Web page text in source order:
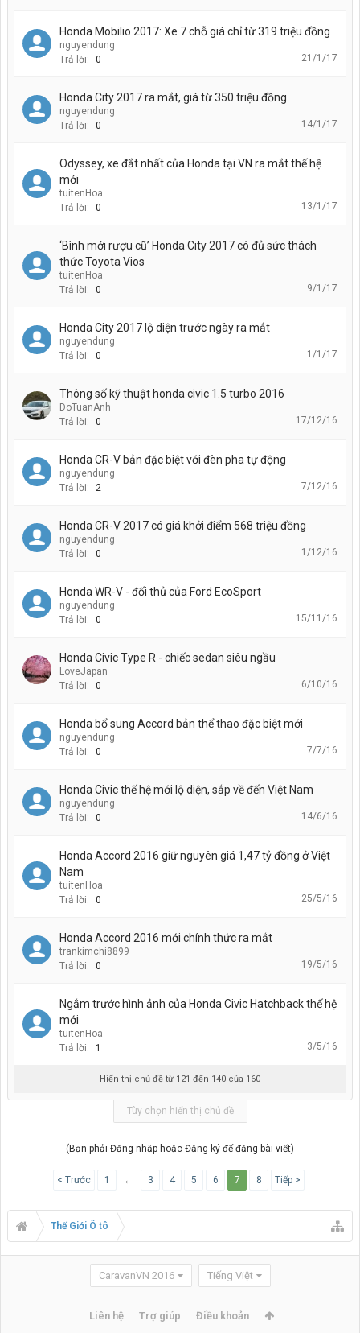
Honda Mobilio 2017: Xe 7 chỗ giá chỉ từ 319 triệu đồng
nguyendung
Trả lời:
0 21/1/17
Honda City 2017 ra mắt, giá từ 350 triệu đồng
nguyendung
Trả lời:
0 14/1/17
Odyssey, xe đắt nhất của Honda tại VN ra mắt thế hệ
mới
tuitenHoa
Trả lời:
0 13/1/17
‘Bình mới rượu cũ’ Honda City 2017 có đủ sức thách
thức Toyota Vios
tuitenHoa
Trả lời:
0 9/1/17
Honda City 2017 lộ diện trước ngày ra mắt
nguyendung
Trả lời:
0 1/1/17
Thông số kỹ thuật honda civic 1.5 turbo 2016
DoTuanAnh
Trả lời:
0 17/12/16
Honda CR-V bản đặc biệt với đèn pha tự động
nguyendung
Trả lời:
2 7/12/16
Honda CR-V 2017 có giá khởi điểm 568 triệu đồng
nguyendung
Trả lời:
0 1/12/16
Honda WR-V - đối thủ của Ford EcoSport
nguyendung
Trả lời:
0 15/11/16
Honda Civic Type R - chiếc sedan siêu ngầu
LoveJapan
Trả lời:
0 6/10/16
Honda bổ sung Accord bản thể thao đặc biệt mới
nguyendung
Trả lời:
0 7/7/16
Honda Civic thế hệ mới lộ diện, sắp về đến Việt Nam
nguyendung
Trả lời:
0 14/6/16
Honda Accord 2016 giữ nguyên giá 1,47 tỷ đồng ở Việt
Nam
tuitenHoa
Trả lời:
0 25/5/16
Honda Accord 2016 mới chính thức ra mắt
trankimchi8899
Trả lời:
0 19/5/16
Ngắm trước hình ảnh của Honda Civic Hatchback thế hệ
mới
tuitenHoa
Trả lời:
1 3/5/16
Hiển thị chủ đề từ 121 đến 140 của 160
Tùy chọn hiển thị chủ đề
(Bạn phải Đăng nhập hoặc Đăng ký để đăng bài viết)
< Trước 1 ← 3 4 5 6 7 8 Tiếp >
Thế Giới Ô tô
CaravanVN 2016 Tiếng Việt
Liên hệ Trợ giúp Điều khoản